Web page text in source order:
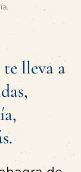
.
lleva a